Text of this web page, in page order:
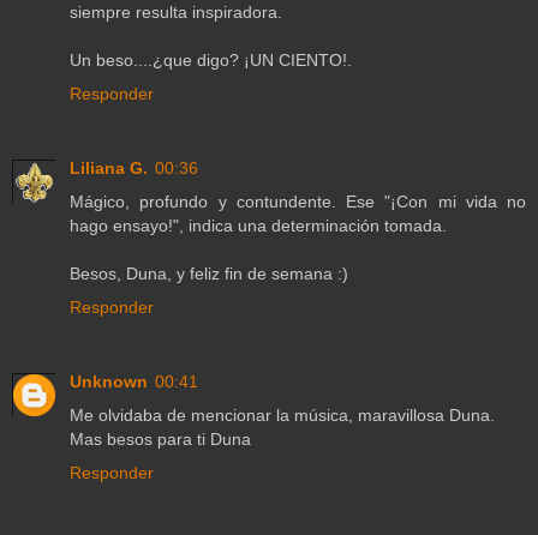
siempre resulta inspiradora.
Un beso....¿que digo? ¡UN CIENTO!.
Responder
Liliana G. 00:36
Mágico, profundo y contundente. Ese "¡Con mi vida no
hago ensayo!", indica una determinación tomada.
Besos, Duna, y feliz fin de semana :)
Responder
Unknown 00:41
Me olvidaba de mencionar la música, maravillosa Duna.
Mas besos para ti Duna
Responder